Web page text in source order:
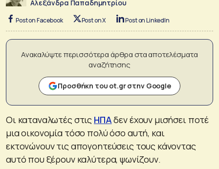
Αλεξάνδρα Παπαδημητρίου
Post on Facebook Post on X Post on LinkedIn
Ανακαλύψτε περισσότερα άρθρα στα αποτελέσματα
αναζήτησης
Προσθήκη του ot.gr στην Google
Οι καταναλωτές στις ΗΠΑδεν έχουν μισήσει ποτέ
μια οικονομία τόσο πολύ όσο αυτή, και
εκτονώνουν τις απογοητεύσεις τους κάνοντας
αυτό που ξέρουν καλύτερα, ψωνίζουν.